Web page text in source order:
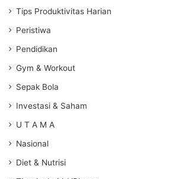
Tips Produktivitas Harian
Peristiwa
Pendidikan
Gym & Workout
Sepak Bola
Investasi & Saham
U T A M A
Nasional
Diet & Nutrisi